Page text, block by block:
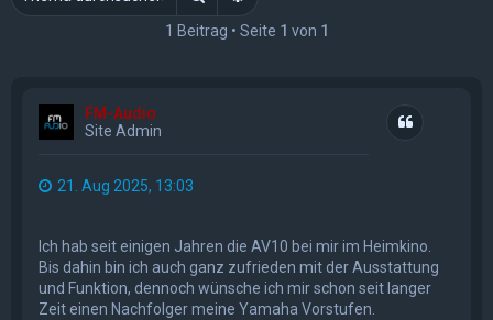
1 Beitrag • Seite 1 von 1
FM-Audio
Site Admin
Zitat
21. Aug 2025, 13:03
Ich hab seit einigen Jahren die AV10 bei mir im Heimkino.
Bis dahin bin ich auch ganz zufrieden mit der Ausstattung
und Funktion, dennoch wünsche ich mir schon seit langer
Zeit einen Nachfolger meine Yamaha Vorstufen.